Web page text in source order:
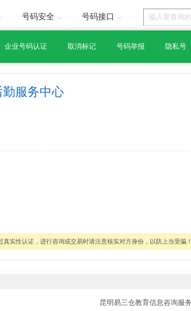
号码安全 号码接口
企业号码认证 取消标记 号码举报 隐私号
服务中心
实性认证，进行咨询或交易时请注意核实对方身份，以防上当受骗！
昆明易三仓教育信息咨询服